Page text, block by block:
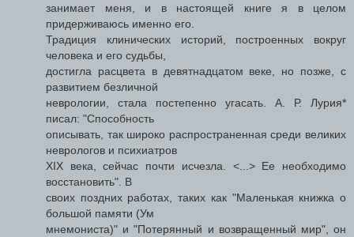
занимает меня, и в настоящей книге я в целом
придерживаюсь именно его.
Традиция клинических историй, построенных вокруг
человека и его судьбы,
достигла расцвета в девятнадцатом веке, но позже, с
развитием безличной
неврологии, стала постепенно угасать. А. Р. Лурия*
писал: "Способность
описывать, так широко распространенная среди великих
неврологов и психиатров
XIX века, сейчас почти исчезла. <...> Ее необходимо
восстановить". В
своих поздних работах, таких как "Маленькая книжка о
большой памяти (Ум
мнемониста)" и "Потерянный и возвращенный мир", он